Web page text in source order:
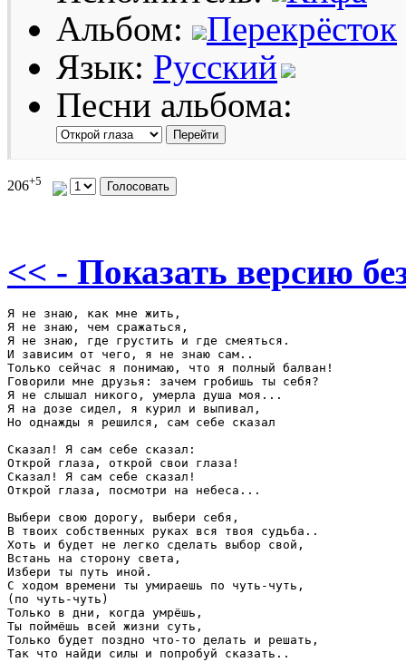
Альбом:
Перекрёсток
Язык: Русский
Песни альбома:
206+5
<< - Показать версию
Я не знаю, как мне жить,
Я не знаю, чем сражаться,
Я не знаю, где грустить и где смеяться.
И зависим от чего, я не знаю сам..
Только сейчас я понимаю, что я полный балван!
Говорили мне друзья: зачем гробишь ты себя?
Я не слышал никого, умерла душа моя...
Я на дозе сидел, я курил и выпивал,
Но однажды я решился, сам себе сказал
Сказал! Я сам себе сказал:
Открой глаза, открой свои глаза!
Сказал! Я сам себе сказал!
Открой глаза, посмотри на небеса...
Выбери свою дорогу, выбери себя,
В твоих собственных руках вся твоя судьба..
Хоть и будет не легко сделать выбор свой,
Встань на сторону света,
Избери ты путь иной.
С ходом времени ты умираешь по чуть-чуть,
(по чуть-чуть)
Только в дни, когда умрёшь,
Ты поймёшь всей жизни суть,
Только будет поздно что-то делать и решать,
Так что найди силы и попробуй сказать..